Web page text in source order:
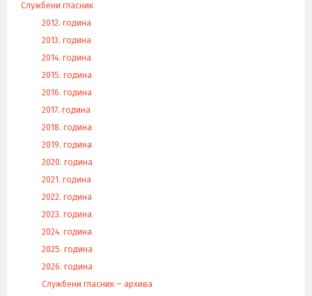
Службени гласник
2012. година
2013. година
2014. година
2015. година
2016. година
2017. година
2018. година
2019. година
2020. година
2021. година
2022. година
2023. година
2024. година
2025. година
2026. година
Службени гласник – архива